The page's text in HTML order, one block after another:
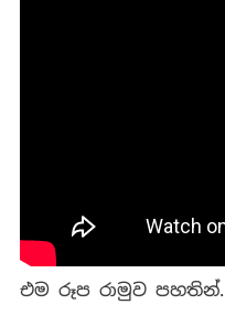
එම රූප රාමුව පහතින්.